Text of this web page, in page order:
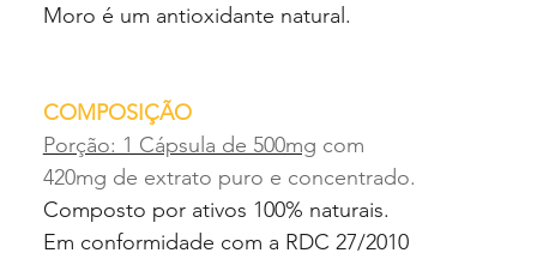
Moro é um antioxidante natural.
COMPOSIÇÃO
Porção: 1 Cápsula de 500mg com
420mg de extrato puro e concentrado.
Composto por ativos 100% naturais.
Em conformidade com a RDC 27/2010